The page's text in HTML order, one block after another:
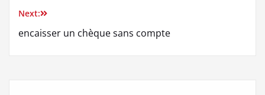
l’article
Next:
encaisser un chèque sans compte